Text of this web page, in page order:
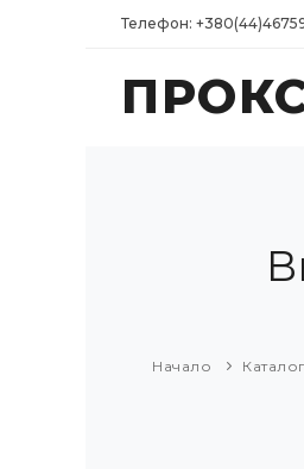
Телефон:
Начало